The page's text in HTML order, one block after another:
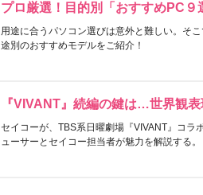
プロ厳選！目的別「おすすめPC９
用途に合うパソコン選びは意外と難しい。そ
途別のおすすめモデルをご紹介！
『VIVANT』続編の鍵は…世界観
セイコーが、TBS系日曜劇場『VIVANT』コラ
ューサーとセイコー担当者が魅力を解説する。